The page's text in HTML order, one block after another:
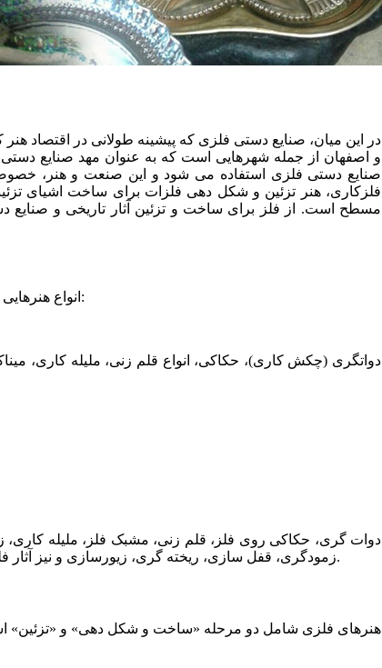
در این میان، صنایع دستی فلزی که پیشینه طولانی در اقتصاد
و اصفهان از جمله شهرهایی است که به عنوان مهد صنایع
صنایع دستی فلزی استفاده می شود و این صنعت و هنر،
فلزکاری، هنر تزئین و شکل دهی فلزات برای ساخت اشیای
مسطح است. از فلز برای ساخت و تزئین آثار تاریخی و صنایع
انواع هنرهایی که در ارتباط با فلزات قرار دارند، از جنبه های مختلف، قابل تقسیم بندی است:
دواتگری (چکش کاری)، حکاکی، انواع قلم زنی، ملیله کاری،
دوات‌ گری، حکاکی روی فلز، قلم ‌زنی، مشبک فلز، ملیله
زمودگری، قفل سازی، ریخته ‌گری، زیورسازی و نیز آثار فلزی ترکیبی شامل جنگ ‌افزارسازی، ضریح‌ سازی، علامت ‌سازی و چاقوسازی.
هنرهای فلزی شامل دو مرحله «ساخت و شکل دهی» و «تزئین»